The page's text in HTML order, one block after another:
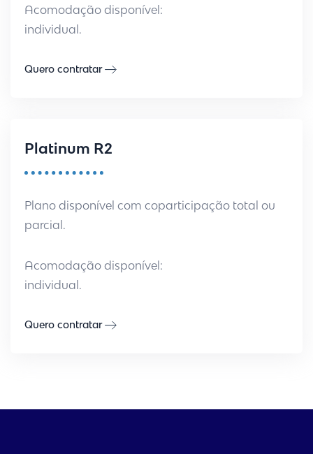
Acomodação disponível:
individual.
Quero contratar
Platinum R2
Plano disponível com coparticipação total ou
parcial.
Acomodação disponível:
individual.
Quero contratar